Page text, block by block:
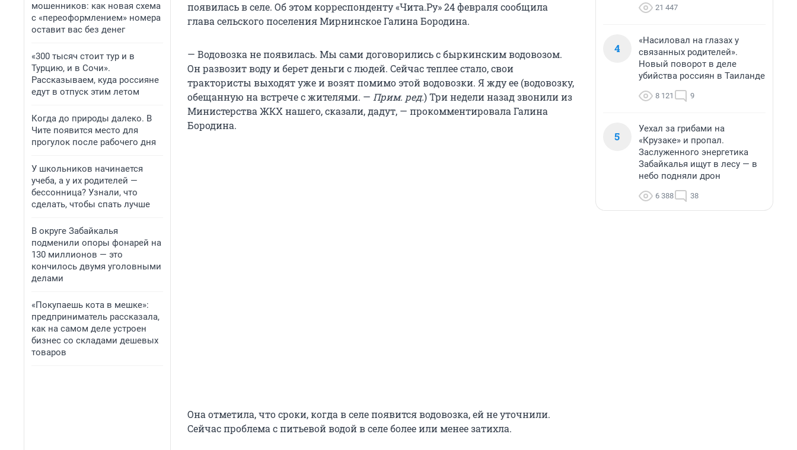
мошенников: как новая схема
с «переоформлением» номера
оставит вас без денег
«300 тысяч стоит тур и в
Турцию, и в Сочи».
Рассказываем, куда россияне
едут в отпуск этим летом
Когда до природы далеко. В
Чите появится место для
прогулок после рабочего дня
У школьников начинается
учеба, а у их родителей —
бессонница? Узнали, что
сделать, чтобы спать лучше
В округе Забайкалья
подменили опоры фонарей на
130 миллионов — это
кончилось двумя уголовными
делами
«Покупаешь кота в мешке»:
предприниматель рассказала,
как на самом деле устроен
бизнес со складами дешевых
товаров
появилась в селе. Об этом корреспонденту «Чита.Ру» 24 февраля сообщила
глава сельского поселения Мирнинское Галина Бородина.
— Водовозка не появилась. Мы сами договорились с быркинским водовозом.
Он развозит воду и берет деньги с людей. Сейчас теплее стало, свои
трактористы выходят уже и возят помимо этой водовозки. Я жду ее (водовозку,
обещанную на встрече с жителями. — Прим. ред.) Три недели назад звонили из
Министерства ЖКХ нашего, сказали, дадут, — прокомментировала Галина
Бородина.
Она отметила, что сроки, когда в селе появится водовозка, ей не уточнили.
Сейчас проблема с питьевой водой в селе более или менее затихла.
21 447
4
«Насиловал на глазах у
связанных родителей».
Новый поворот в деле
убийства россиян в Таиланде
8 121 9
5
Уехал за грибами на
«Крузаке» и пропал.
Заслуженного энергетика
Забайкалья ищут в лесу — в
небо подняли дрон
6 388 38